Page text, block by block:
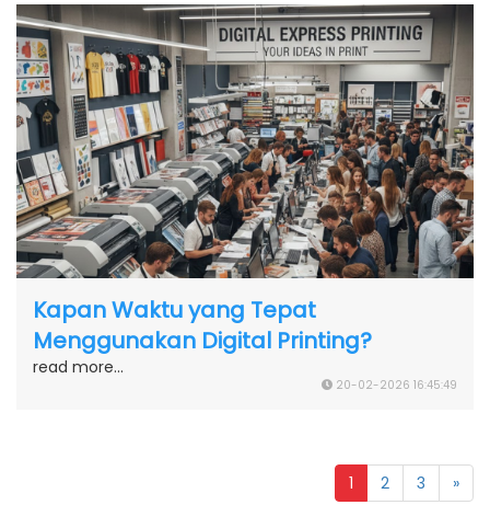
Kapan Waktu yang Tepat
Menggunakan Digital Printing?
read more...
20-02-2026 16:45:49
1 2 3 »